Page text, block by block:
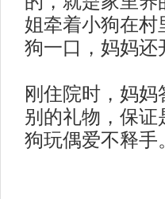
姐牵着小狗在
狗一口，妈妈还
刚住院时，妈
别的礼物，保
狗玩偶爱不释手